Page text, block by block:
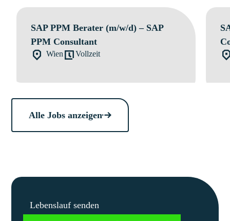
SAP PPM Berater (m/w/d) – SAP
PPM Consultant
Wien Vollzeit
Alle Jobs anzeigen
Lebenslauf senden